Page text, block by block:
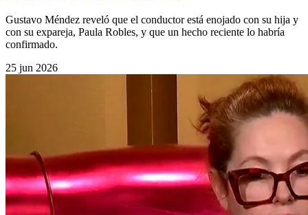
Gustavo Méndez reveló que el conductor está enojado con su hija y
con su expareja, Paula Robles, y que un hecho reciente lo habría
confirmado.
25 jun 2026